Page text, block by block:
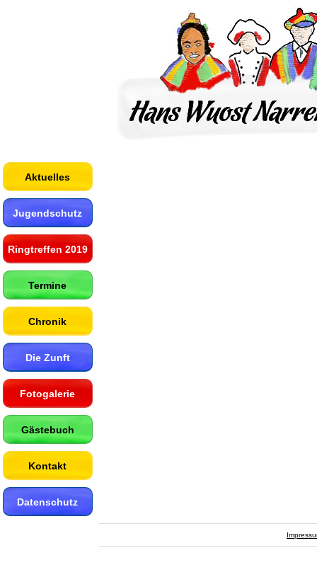
Aktuelles
Jugendschutz
Ringtreffen 2019
Termine
Chronik
Die Zunft
Fotogalerie
Gästebuch
Kontakt
Datenschutz